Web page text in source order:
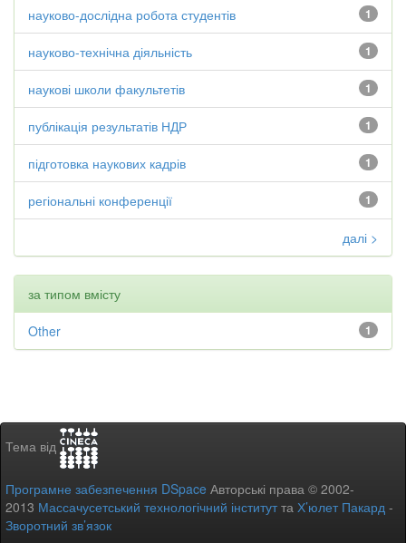
1
науково-дослідна робота студентів
1
науково-технічна діяльність
1
наукові школи факультетів
1
публікація результатів НДР
1
підготовка наукових кадрів
1
регіональні конференції
далі >
за типом вмісту
1
Other
Тема від
Програмне забезпечення DSpace Авторські права © 2002-
2013 Массачусетський технологічний інститутта Х’юлет Пакард -
Зворотний зв’язок